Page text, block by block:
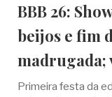
BBB 26:
beijos e fim
madrugada;
Primeira festa da